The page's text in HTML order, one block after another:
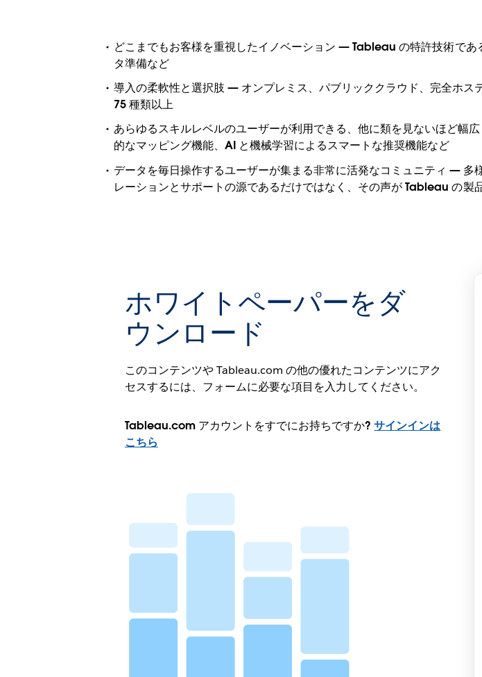
どこまでもお客様を重視したイノベーション — Tableau の特許技術で
タ準備など
導入の柔軟性と選択肢 — オンプレミス、パブリッククラウド、完全ホ
75 種類以上
あらゆるスキルレベルのユーザーが利用できる、他に類を見ないほど
的なマッピング機能、AI と機械学習によるスマートな推奨機能など
データを毎日操作するユーザーが集まる非常に活発なコミュニティ —
レーションとサポートの源であるだけではなく、その声が Tableau の製
ホワイトペーパーをダ
ウンロード
このコンテンツや Tableau.com の他の優れたコンテンツにアク
セスするには、フォームに必要な項目を入力してください。
Tableau.com アカウントをすでにお持ちですか?サインインは
こちら